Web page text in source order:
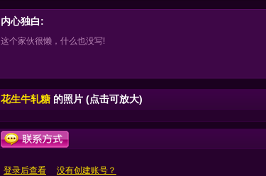
内心独白:
这个家伙很懒，什么也没写!
花生牛轧糖 的照片 (点击可放大)
登录后查看 没有创建账号？